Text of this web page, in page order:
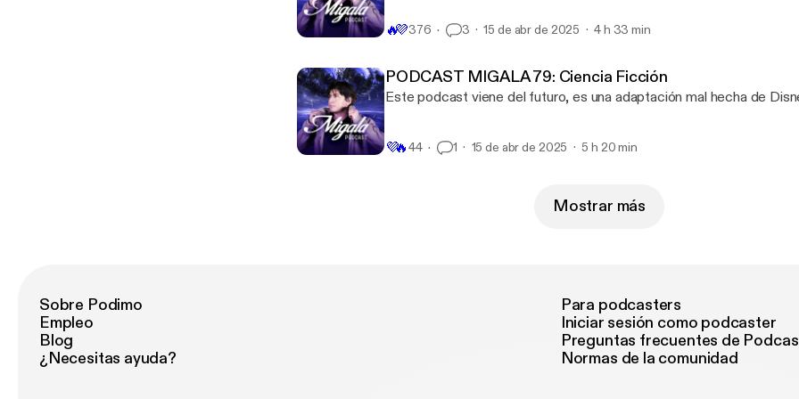
🔥💜376 3 15 de abr de 2025 4 h 33 min
PODCAST MIGALA 79: Ciencia Ficción
Este podcast viene del futuro, es una adaptación mal hecha de
💜🔥44 1 15 de abr de 2025 5 h 20 min
Mostrar más
Sobre Podimo
Empleo
Blog
¿Necesitas ayuda?
Para podcasters
Iniciar sesión como podcaster
Preguntas frecuentes de
Normas de la comunidad